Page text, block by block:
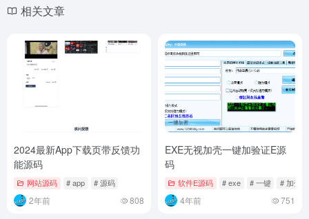
相关文章
2024最新App下载页带反馈功
能源码
网站源码 # app # 源码
2年前 808
EXE无视加壳一键加验证E源
码
软件E源码 # exe # 一键 # 加壳
4年前 751